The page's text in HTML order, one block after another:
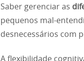
Saber gerenciar as
pequenos mal-
desnecessários com
A flexibilidade